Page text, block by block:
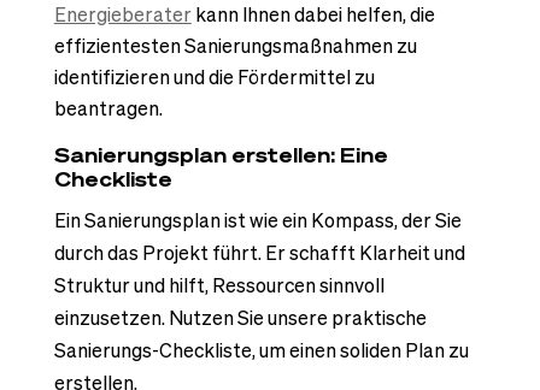
Energieberaterkann Ihnen dabei helfen, die
effizientesten Sanierungsmaßnahmen zu
identifizieren und die Fördermittel zu
beantragen.
Sanierungsplan erstellen: Eine
Checkliste
Ein Sanierungsplan ist wie ein Kompass, der Sie
durch das Projekt führt. Er schafft Klarheit und
Struktur und hilft, Ressourcen sinnvoll
einzusetzen. Nutzen Sie unsere praktische
Sanierungs-Checkliste, um einen soliden Plan zu
erstellen.